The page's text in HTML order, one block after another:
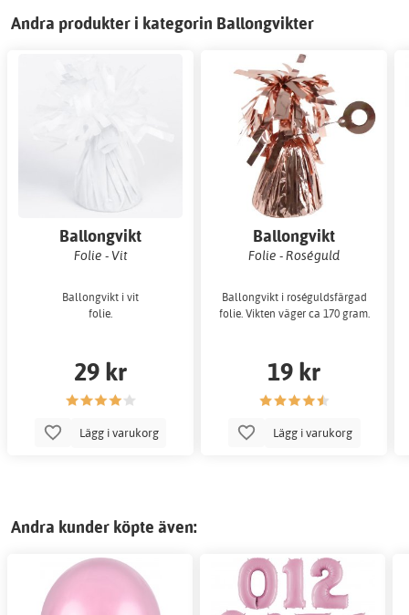
Andra produkter i kategorin Ballongvikter
Ballongvikt
Folie - Vit
Ballongvikt i vit
folie.
29 kr
Lägg i varukorg
Ballongvikt
Folie - Roséguld
Ballongvikt i roséguldsfärgad
folie. Vikten väger ca 170 gram.
19 kr
Lägg i varukorg
Andra kunder köpte även: